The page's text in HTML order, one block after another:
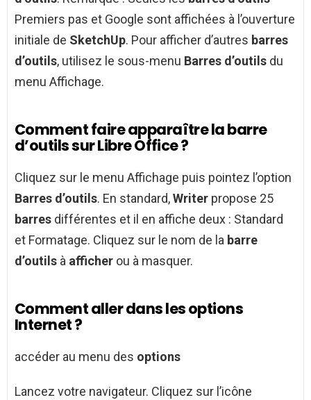
Premiers pas et Google sont affichées à l’ouverture
initiale de SketchUp. Pour afficher d’autres barres
d’outils, utilisez le sous-menu Barres d’outils du
menu Affichage.
Comment faire apparaître la barre
d’outils sur Libre Office ?
Cliquez sur le menu Affichage puis pointez l’option
Barres d’outils. En standard,Writer propose 25
barres différentes et il en affiche deux : Standard
et Formatage. Cliquez sur le nom de la barre
d’outils à afficher ou à masquer.
Comment aller dans les options
Internet ?
accéder au menu des options
Lancez votre navigateur. Cliquez sur l’icône